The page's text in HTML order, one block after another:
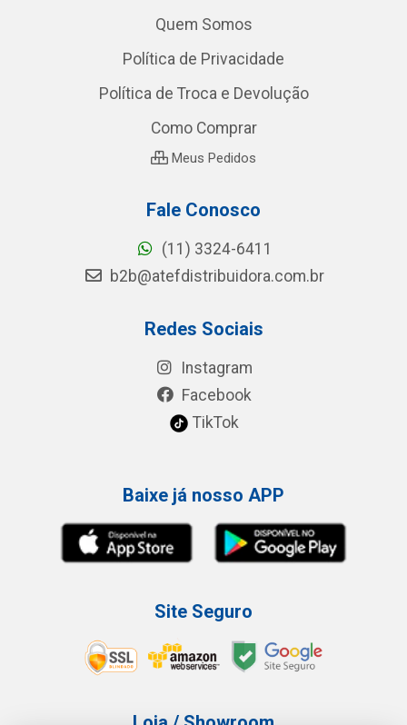
Quem Somos
Política de Privacidade
Política de Troca e Devolução
Como Comprar
Meus Pedidos
Fale Conosco
(11) 3324-6411
b2b@atefdistribuidora.com.br
Redes Sociais
Instagram
Facebook
TikTok
Baixe já nosso APP
Site Seguro